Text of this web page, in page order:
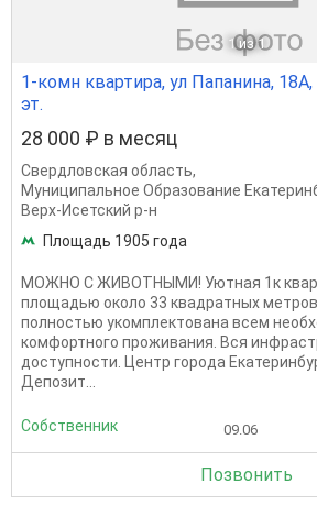
1 из 1
1-комн квартира, ул Папанина,
эт.
28 000 ₽ в месяц
Свердловская область,
Муниципальное Образование
Верх-Исетский р-н
Площадь 1905 года
МОЖНО С ЖИВОТНЫМИ! Уютная 1к
площадью около 33 квадратных
полностью укомплектована всем
комфортного проживания. Вся
доступности. Центр города
Депозит...
Собственник 09.06
Позвонить